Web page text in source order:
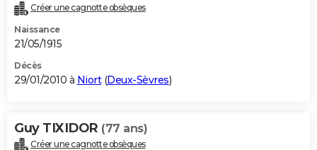
Créer une cagnotte obsèques
Naissance
21/05/1915
Décès
29/01/2010 à Niort(Deux-Sèvres)
Guy TIXIDOR (77 ans)
Créer une cagnotte obsèques